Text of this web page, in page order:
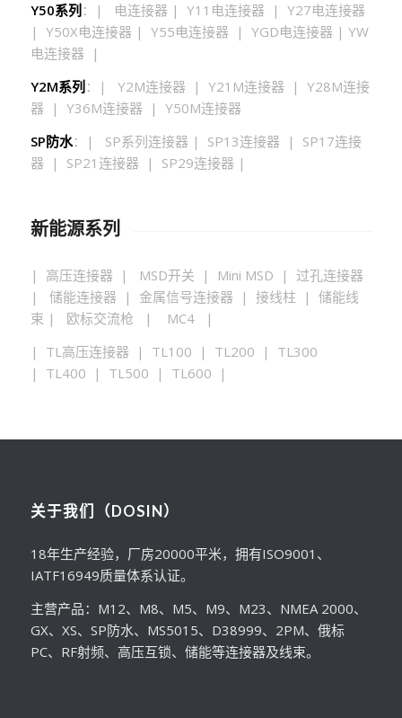
Y50系列 ：| 电连接器 | Y11电连接器 | Y27电连接器
| Y50X电连接器 | Y55电连接器 | YGD电连接器 | YW
电连接器 |
Y2M系列：| Y2M连接器 | Y21M连接器 | Y28M连接
器 | Y36M连接器 | Y50M连接器
SP防水：| SP系列连接器 | SP13连接器 | SP17连接
器 | SP21连接器 | SP29连接器 |
新能源系列
| 高压连接器 | MSD开关 | Mini MSD | 过孔连接器
| 储能连接器 | 金属信号连接器 | 接线柱 | 储能线
束 | 欧标交流枪 | MC4 |
| TL高压连接器 | TL100 | TL200 | TL300
| TL400 | TL500 | TL600 |
关于我们（DOSIN）
18年生产经验，厂房20000平米，拥有ISO9001、
IATF16949质量体系认证。
主营产品：M12、M8、M5、M9、M23、NMEA 2000、
GX、XS、SP防水、MS5015、D38999、2PM、俄标
PC、RF射频、高压互锁、储能等连接器及线束。